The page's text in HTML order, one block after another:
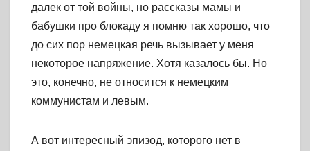
далек от той войны, но рассказы мамы и
бабушки про блокаду я помню так хорошо, что
до сих пор немецкая речь вызывает у меня
некоторое напряжение. Хотя казалось бы. Но
это, конечно, не относится к немецким
коммунистам и левым.
А вот интересный эпизод, которого нет в